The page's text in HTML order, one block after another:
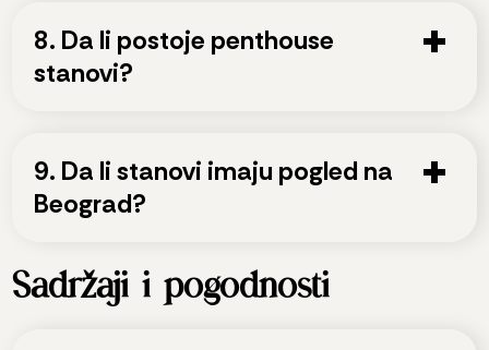
8. Da li postoje penthouse
stanovi?
9. Da li stanovi imaju pogled na
Beograd?
Sadržaji i pogodnosti